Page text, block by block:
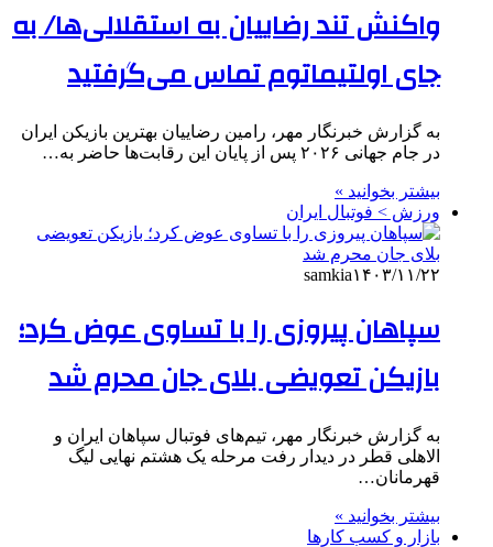
واکنش تند رضاییان به استقلالی‌ها/ به
جای اولتیماتوم تماس می‌گرفتید
به گزارش خبرنگار مهر، رامین رضاییان بهترین بازیکن ایران
در جام جهانی ۲۰۲۶ پس از پایان این رقابت‌ها حاضر به…
بیشتر بخوانید »
ورزش > فوتبال ایران
samkia۱۴۰۳/۱۱/۲۲
سپاهان پیروزی را با تساوی عوض کرد؛
بازیکن تعویضی بلای جان محرم شد
به گزارش خبرنگار مهر، تیم‌های فوتبال سپاهان ایران و
الاهلی قطر در دیدار رفت مرحله یک هشتم نهایی لیگ
قهرمانان…
بیشتر بخوانید »
بازار و کسب کارها